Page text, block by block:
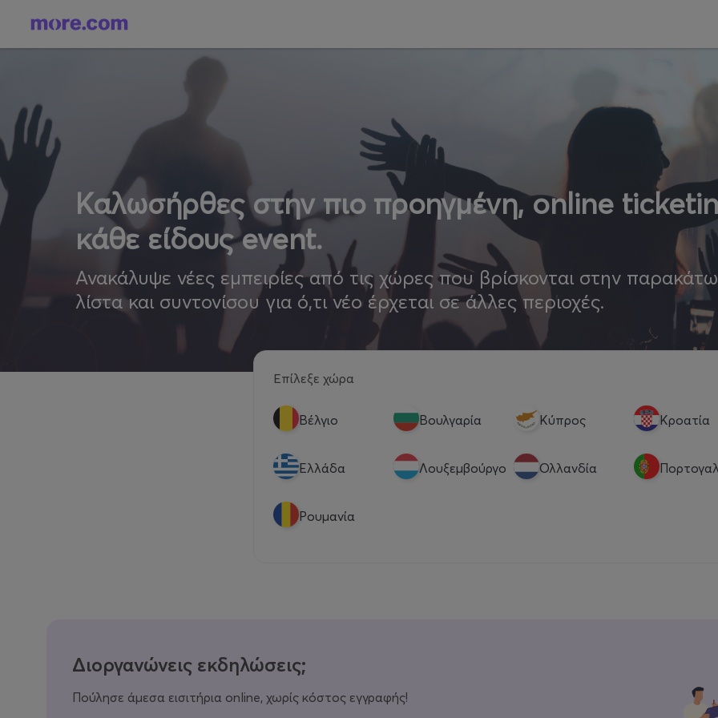
Καλωσήρθες στην πιο προηγμένη, online
κάθε είδους event.
Ανακάλυψε νέες εμπειρίες από τις χώρες που βρίσκονται στην παρακάτω
λίστα και συντονίσου για ό,τι νέο έρχεται σε άλλες περιοχές.
Επίλεξε χώρα
Βέλγιο Βουλγαρία Κύπρος Κροατία
Eλλάδα Λουξεμβούργο Ολλανδία
Ρουμανία
Διοργανώνεις εκδηλώσεις;
Πούλησε άμεσα εισιτήρια online, χωρίς κόστος εγγραφής!